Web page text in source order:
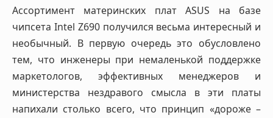
Ассортимент материнских плат ASUS на базе
чипсета Intel Z690 получился весьма интересный и
необычный. В первую очередь это обусловлено
тем, что инженеры при немаленькой поддержке
маркетологов, эффективных менеджеров и
министерства нездравого смысла в эти платы
напихали столько всего, что принцип «дороже –